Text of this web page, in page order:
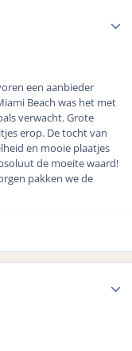
een aanbieder
Beach was het met
verwacht. Grote
erop. De tocht van
en mooie plaatjes
de moeite waard!
pakken we de